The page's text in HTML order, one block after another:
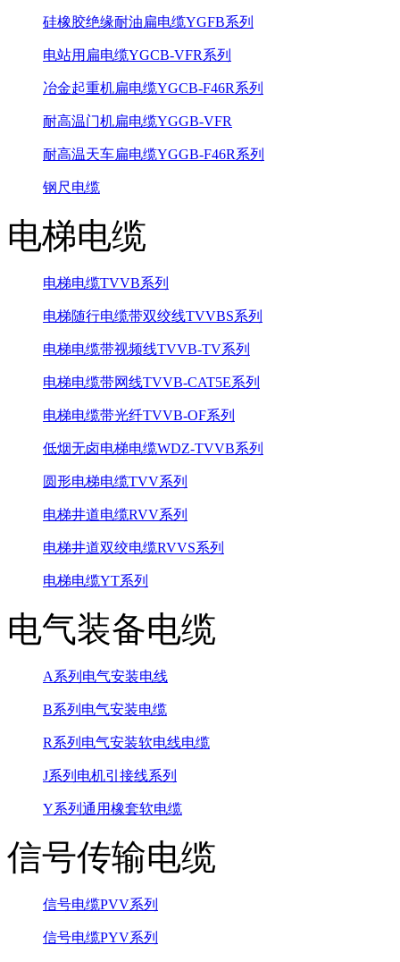
硅橡胶绝缘耐油扁电缆YGFB系列
电站用扁电缆YGCB-VFR系列
冶金起重机扁电缆YGCB-F46R系列
耐高温门机扁电缆YGGB-VFR
耐高温天车扁电缆YGGB-F46R系列
钢尺电缆
电梯电缆
电梯电缆TVVB系列
电梯随行电缆带双绞线TVVBS系列
电梯电缆带视频线TVVB-TV系列
电梯电缆带网线TVVB-CAT5E系列
电梯电缆带光纤TVVB-OF系列
低烟无卤电梯电缆WDZ-TVVB系列
圆形电梯电缆TVV系列
电梯井道电缆RVV系列
电梯井道双绞电缆RVVS系列
电梯电缆YT系列
电气装备电缆
A系列电气安装电线
B系列电气安装电缆
R系列电气安装软电线电缆
J系列电机引接线系列
Y系列通用橡套软电缆
信号传输电缆
信号电缆PVV系列
信号电缆PYV系列